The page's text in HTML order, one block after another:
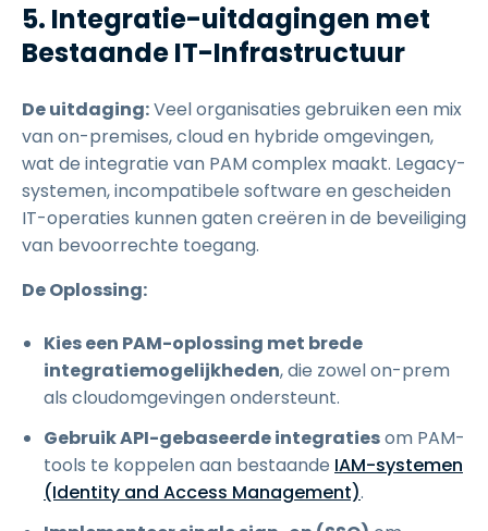
5. Integratie-uitdagingen met
Bestaande IT-Infrastructuur
De uitdaging:Veel organisaties gebruiken een mix
van on-premises, cloud en hybride omgevingen,
wat de integratie van PAM complex maakt. Legacy-
systemen, incompatibele software en gescheiden
IT-operaties kunnen gaten creëren in de beveiliging
van bevoorrechte toegang.
De Oplossing:
Kies een PAM-oplossing met brede
integratiemogelijkheden, die zowel on-prem
als cloudomgevingen ondersteunt.
Gebruik API-gebaseerde integratiesom PAM-
tools te koppelen aan bestaande IAM-systemen
(Identity and Access Management).